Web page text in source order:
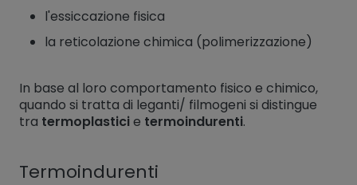
l'essiccazione fisica
la reticolazione chimica (polimerizzazione)
In base al loro comportamento fisico e chimico,
quando si tratta di leganti/ filmogeni si distingue
tra termoplasticie termoindurenti.
Termoindurenti